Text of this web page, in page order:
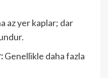
az yer kaplar; dar
Genellikle daha fazla